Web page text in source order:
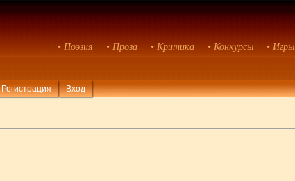
• Поэзия • Проза • Критика • Конкурсы • Игры
Регистрация Вход